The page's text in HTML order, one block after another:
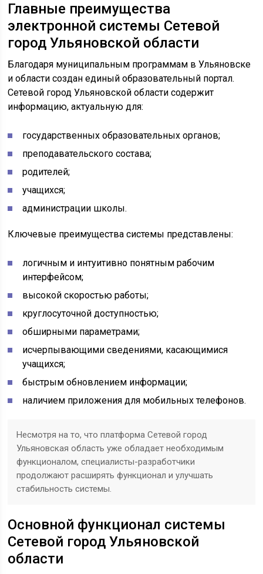
Главные преимущества
электронной системы Сетевой
город Ульяновской области
Благодаря муниципальным программам в Ульяновске
и области создан единый образовательный портал.
Сетевой город Ульяновской области содержит
информацию, актуальную для:
государственных образовательных органов;
преподавательского состава;
родителей;
учащихся;
администрации школы.
Ключевые преимущества системы представлены:
логичным и интуитивно понятным рабочим
интерфейсом;
высокой скоростью работы;
круглосуточной доступностью;
обширными параметрами;
исчерпывающими сведениями, касающимися
учащихся;
быстрым обновлением информации;
наличием приложения для мобильных телефонов.
Несмотря на то, что платформа Сетевой город
Ульяновская область уже обладает необходимым
функционалом, специалисты-разработчики
продолжают расширять функционал и улучшать
стабильность системы.
Основной функционал системы
Сетевой город Ульяновской
области